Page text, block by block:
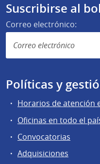
Suscribirse al
Correo electrónico:
Políticas y
Horarios de atención
Oficinas en todo el
Convocatorias
Adquisiciones